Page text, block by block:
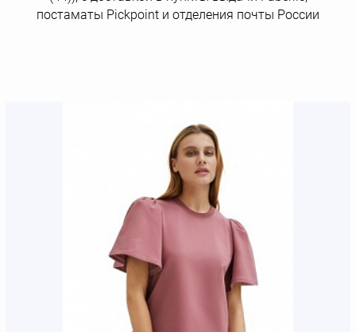
постаматы Рickpoint и отделения почты России